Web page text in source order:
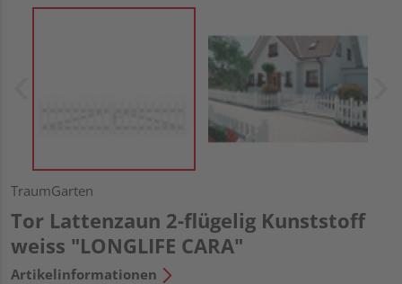
TraumGarten
Tor Lattenzaun 2-flügelig Kunststoff
weiss "LONGLIFE CARA"
Artikelinformationen